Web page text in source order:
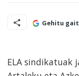
Gehitu
ELA sindikatuak